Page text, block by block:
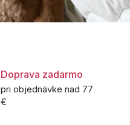
Doprava zadarmo
pri objednávke nad 77
€